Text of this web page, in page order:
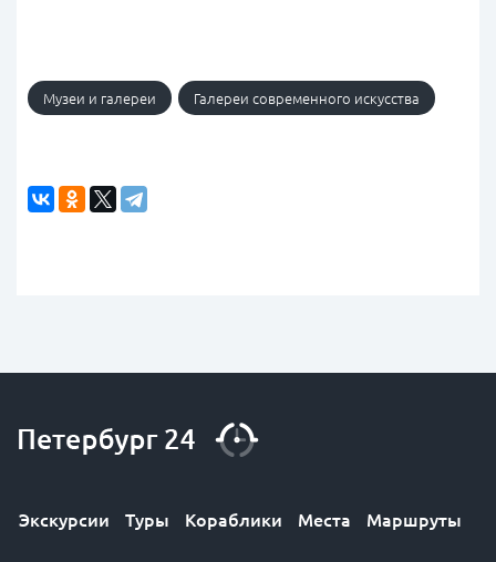
Музеи и галереи Галереи современного искусства
Экскурсии Туры Кораблики Места Маршруты